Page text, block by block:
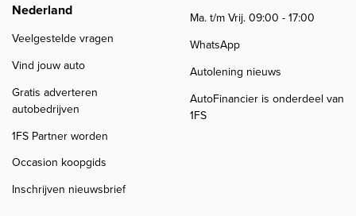
Nederland
Veelgestelde vragen
Vind jouw auto
Gratis adverteren
autobedrijven
1FS Partner worden
Occasion koopgids
Inschrijven nieuwsbrief
Ma. t/m Vrij. 09:00 - 17:00
WhatsApp
Autolening nieuws
AutoFinancier is onderdeel van
1FS